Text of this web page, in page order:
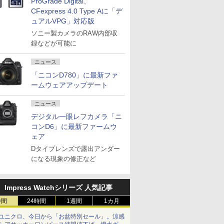
CFexpress 4.0 Type Aに「デ
ュアルVPG」対応版
ソニー製カメラのRAW内部収
録などが可能に
ニュース
「ニコンD780」に最新ファ
ームウェアアップデート
ニュース
デジタル一眼レフカメラ「ニ
コンD6」に最新ファームウ
ェア
Dタイプレンズで露出アンダー
になる現象の修正など
Impress Watchシリーズ 人気記事
24時間 1週間 1カ月
ニクロ、今日から「お盆特別セール」。涼感